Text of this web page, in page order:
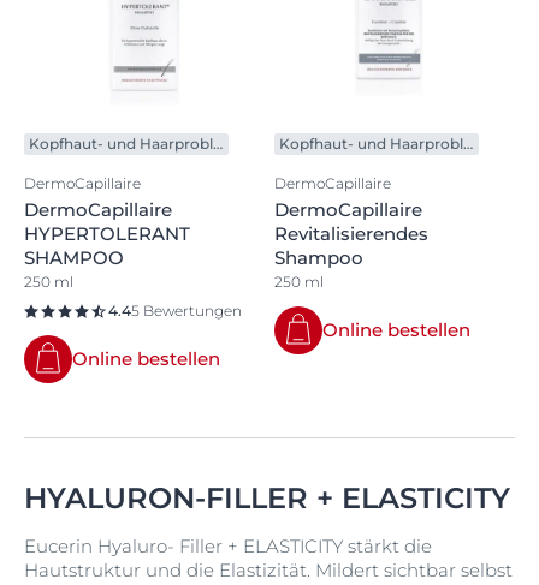
Kopfhaut- und Haarprobleme
DermoCapillaire
DermoCapillaire
HYPERTOLERANT
SHAMPOO
250 ml
4.45 Bewertungen
Online bestellen
Kopfhaut- und Haarprobleme
DermoCapillaire
DermoCapillaire
Revitalisierendes
Shampoo
250 ml
Online bestellen
HYALURON-FILLER + ELASTICITY
Eucerin Hyaluro- Filler + ELASTICITY stärkt die
Hautstruktur und die Elastizität. Mildert sichtbar selbst